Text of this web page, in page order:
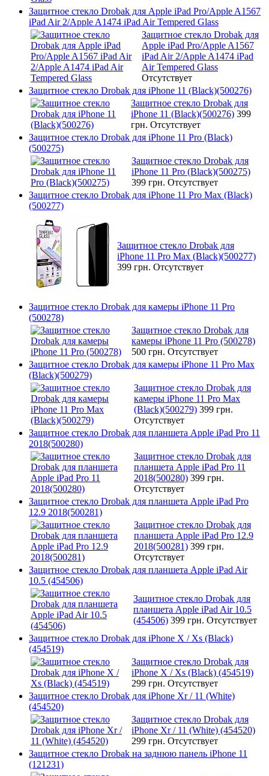
Защитное стекло Drobak для Apple iPad Pro/Apple A1567
iPad Air 2/Apple A1474 iPad Air Tempered Glass
Защитное стекло Drobak для
Apple iPad Pro/Apple A1567
iPad Air 2/Apple A1474 iPad
Air Tempered Glass
Отсутствует
Защитное стекло Drobak для iPhone 11 (Black)(500276)
Защитное стекло Drobak для
iPhone 11 (Black)(500276) 399
грн. Отсутствует
Защитное стекло Drobak для iPhone 11 Pro (Black)
(500275)
Защитное стекло Drobak для
iPhone 11 Pro (Black)(500275)
399 грн. Отсутствует
Защитное стекло Drobak для iPhone 11 Pro Max (Black)
(500277)
Защитное стекло Drobak для
iPhone 11 Pro Max (Black)(500277)
399 грн. Отсутствует
Защитное стекло Drobak для камеры iPhone 11 Pro
(500278)
Защитное стекло Drobak для
камеры iPhone 11 Pro (500278)
500 грн. Отсутствует
Защитное стекло Drobak для камеры iPhone 11 Pro Max
(Black)(500279)
Защитное стекло Drobak для
камеры iPhone 11 Pro Max
(Black)(500279) 399 грн.
Отсутствует
Защитное стекло Drobak для планшета Apple iPad Pro 11
2018(500280)
Защитное стекло Drobak для
планшета Apple iPad Pro 11
2018(500280) 399 грн.
Отсутствует
Защитное стекло Drobak для планшета Apple iPad Pro
12.9 2018(500281)
Защитное стекло Drobak для
планшета Apple iPad Pro 12.9
2018(500281) 399 грн.
Отсутствует
Защитное стекло Drobak для планшета Apple iPad Air
10.5 (454506)
Защитное стекло Drobak для
планшета Apple iPad Air 10.5
(454506) 399 грн. Отсутствует
Защитное стекло Drobak для iPhone X / Xs (Black)
(454519)
Защитное стекло Drobak для
iPhone X / Xs (Black) (454519)
299 грн. Отсутствует
Защитное стекло Drobak для iPhone Xr / 11 (White)
(454520)
Защитное стекло Drobak для
iPhone Xr / 11 (White) (454520)
299 грн. Отсутствует
Защитное стекло Drobak на заднюю панель iPhone 11
(121231)